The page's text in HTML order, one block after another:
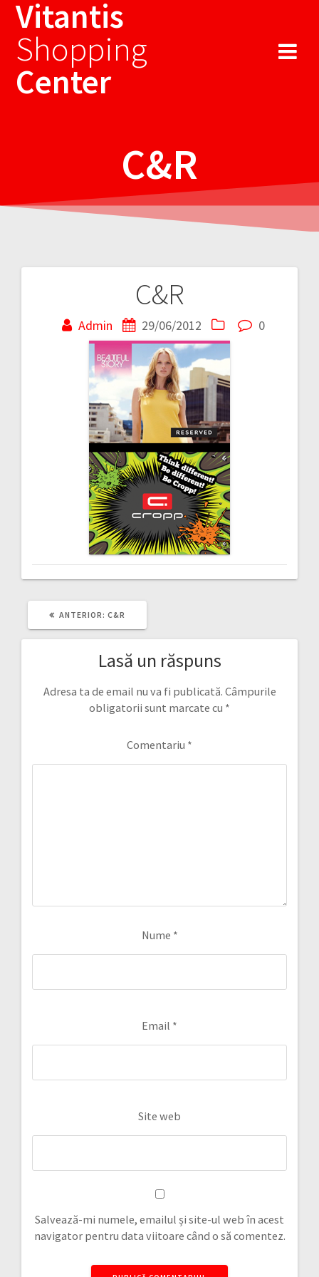
Vitantis
Shopping
Center
C&R
C&R
Admin 29/06/2012 0
articole
ANTERIOR: ARTICOLUL
C&R
Lasă un răspuns
Adresa ta de email nu va fi publicată. Câmpurile
obligatorii sunt marcate cu *
Comentariu *
Nume *
Email *
Site web
Salvează-mi numele, emailul și site-ul web în acest
navigator pentru data viitoare când o să comentez.